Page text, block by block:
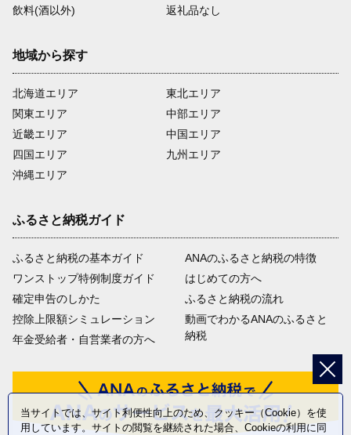
飲料(酒以外)
返礼品なし
地域から探す
北海道エリア
関東エリア
近畿エリア
四国エリア
沖縄エリア
東北エリア
中部エリア
中国エリア
九州エリア
ふるさと納税ガイド
ふるさと納税の基本ガイド
ワンストップ特例制度ガイド
確定申告のしかた
控除上限額シミュレーション
年金受給者・自営業者の方へ
ANAのふるさと納税の特徴
はじめての方へ
ふるさと納税の流れ
動画でわかるANAのふるさと
納税
当サイトでは、サイト利便性向上のため、クッキー（Cookie）を使
用しています。サイトの閲覧を継続された場合、Cookieの利用に同